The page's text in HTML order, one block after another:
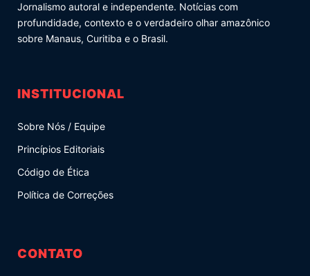
Jornalismo autoral e independente. Notícias com
profundidade, contexto e o verdadeiro olhar amazônico
sobre Manaus, Curitiba e o Brasil.
INSTITUCIONAL
Sobre Nós / Equipe
Princípios Editoriais
Código de Ética
Política de Correções
CONTATO